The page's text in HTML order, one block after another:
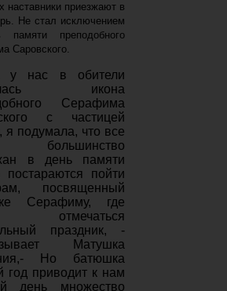
наставники приезжают в
Не стал исключением
преподобного
Саровского.
у нас в обители
икона
Серафима
с частицей
подумала, что все
большинство
в день памяти
постараются пойти
посвященный
Серафиму, где
отмечаться
праздник, -
Матушка
Но батюшка
год приводит к нам
день множество